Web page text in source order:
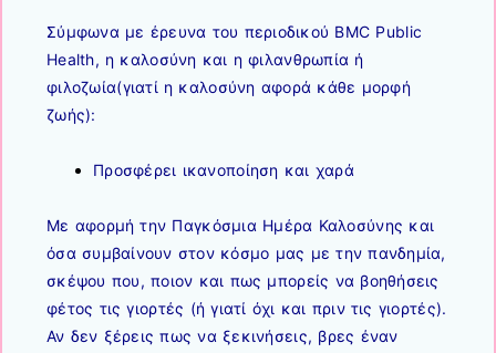
Σύμφωνα με έρευνα του περιοδικού BMC Public
Health, η καλοσύνη και η φιλανθρωπία ή
φιλοζωία(γιατί η καλοσύνη αφορά κάθε μορφή
ζωής):
Προσφέρει ικανοποίηση και χαρά
Με αφορμή την Παγκόσμια Ημέρα Καλοσύνης και
όσα συμβαίνουν στον κόσμο μας με την πανδημία,
σκέψου που, ποιον και πως μπορείς να βοηθήσεις
φέτος τις γιορτές (ή γιατί όχι και πριν τις γιορτές).
Αν δεν ξέρεις πως να ξεκινήσεις, βρες έναν